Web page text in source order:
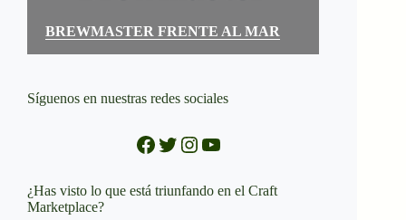
BREWMASTER FRENTE AL MAR
Síguenos en nuestras redes sociales
Facebook
Twitter
Instagram
YouTube
¿Has visto lo que está triunfando en el Craft
Marketplace?